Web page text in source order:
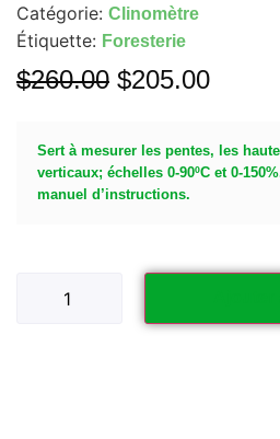
Catégorie: Clinomètre
Étiquette: Foresterie
$260.00 $205.00
Sert à mesurer les pentes, les
verticaux; échelles 0-90ºC et 0-
manuel d’instructions.